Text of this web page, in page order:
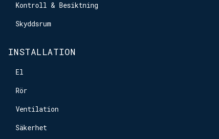
Kontroll & Besiktning
Skyddsrum
INSTALLATION
El
Rör
Ventilation
Säkerhet